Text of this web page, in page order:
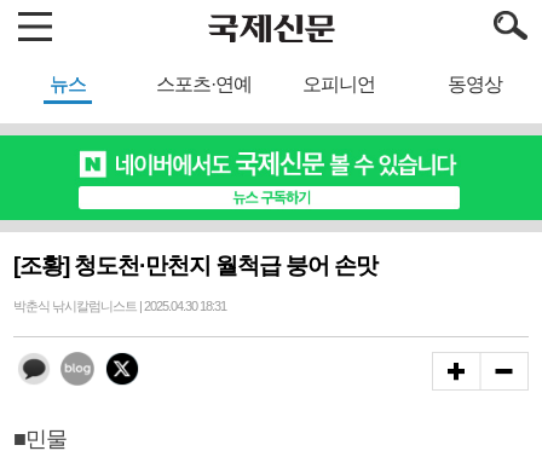
뉴스 스포츠·연예 오피니언 동영상
[조황] 청도천·만천지 월척급 붕어 손맛
박춘식 낚시칼럼니스트 | 2025.04.30 18:31
■민물